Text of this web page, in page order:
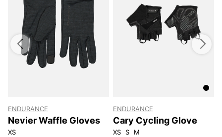
ENDURANCE
Nevier Waffle Gloves
XS
ENDURANCE
Cary Cycling Glove
XS S M